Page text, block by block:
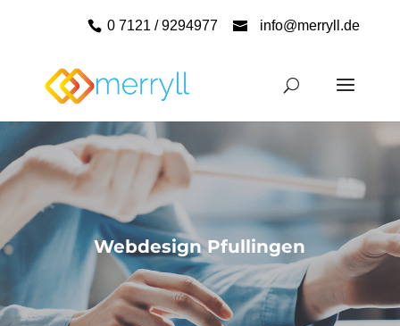
0 7121 / 9294977 info@merryll.de
Webdesign Pfullingen